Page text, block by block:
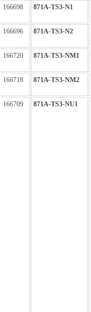
166698 871A-TS3-N1
166696 871A-TS3-N2
166720 871A-TS3-NM1
166718 871A-TS3-NM2
166709 871A-TS3-NU1